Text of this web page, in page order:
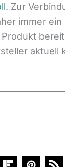
. Zur
immer ein
aktuell